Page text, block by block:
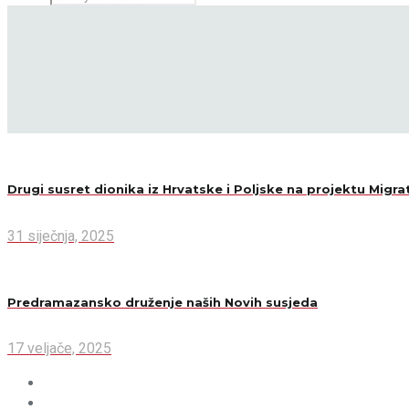
Drugi susret dionika iz Hrvatske i Poljske na projektu
31 siječnja, 2025
Predramazansko druženje naših Novih susjeda
17 veljače, 2025